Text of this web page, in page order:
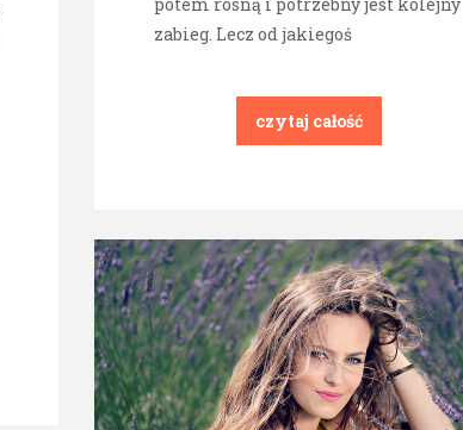
zabieg. Lecz od jakiegoś
czytaj całość